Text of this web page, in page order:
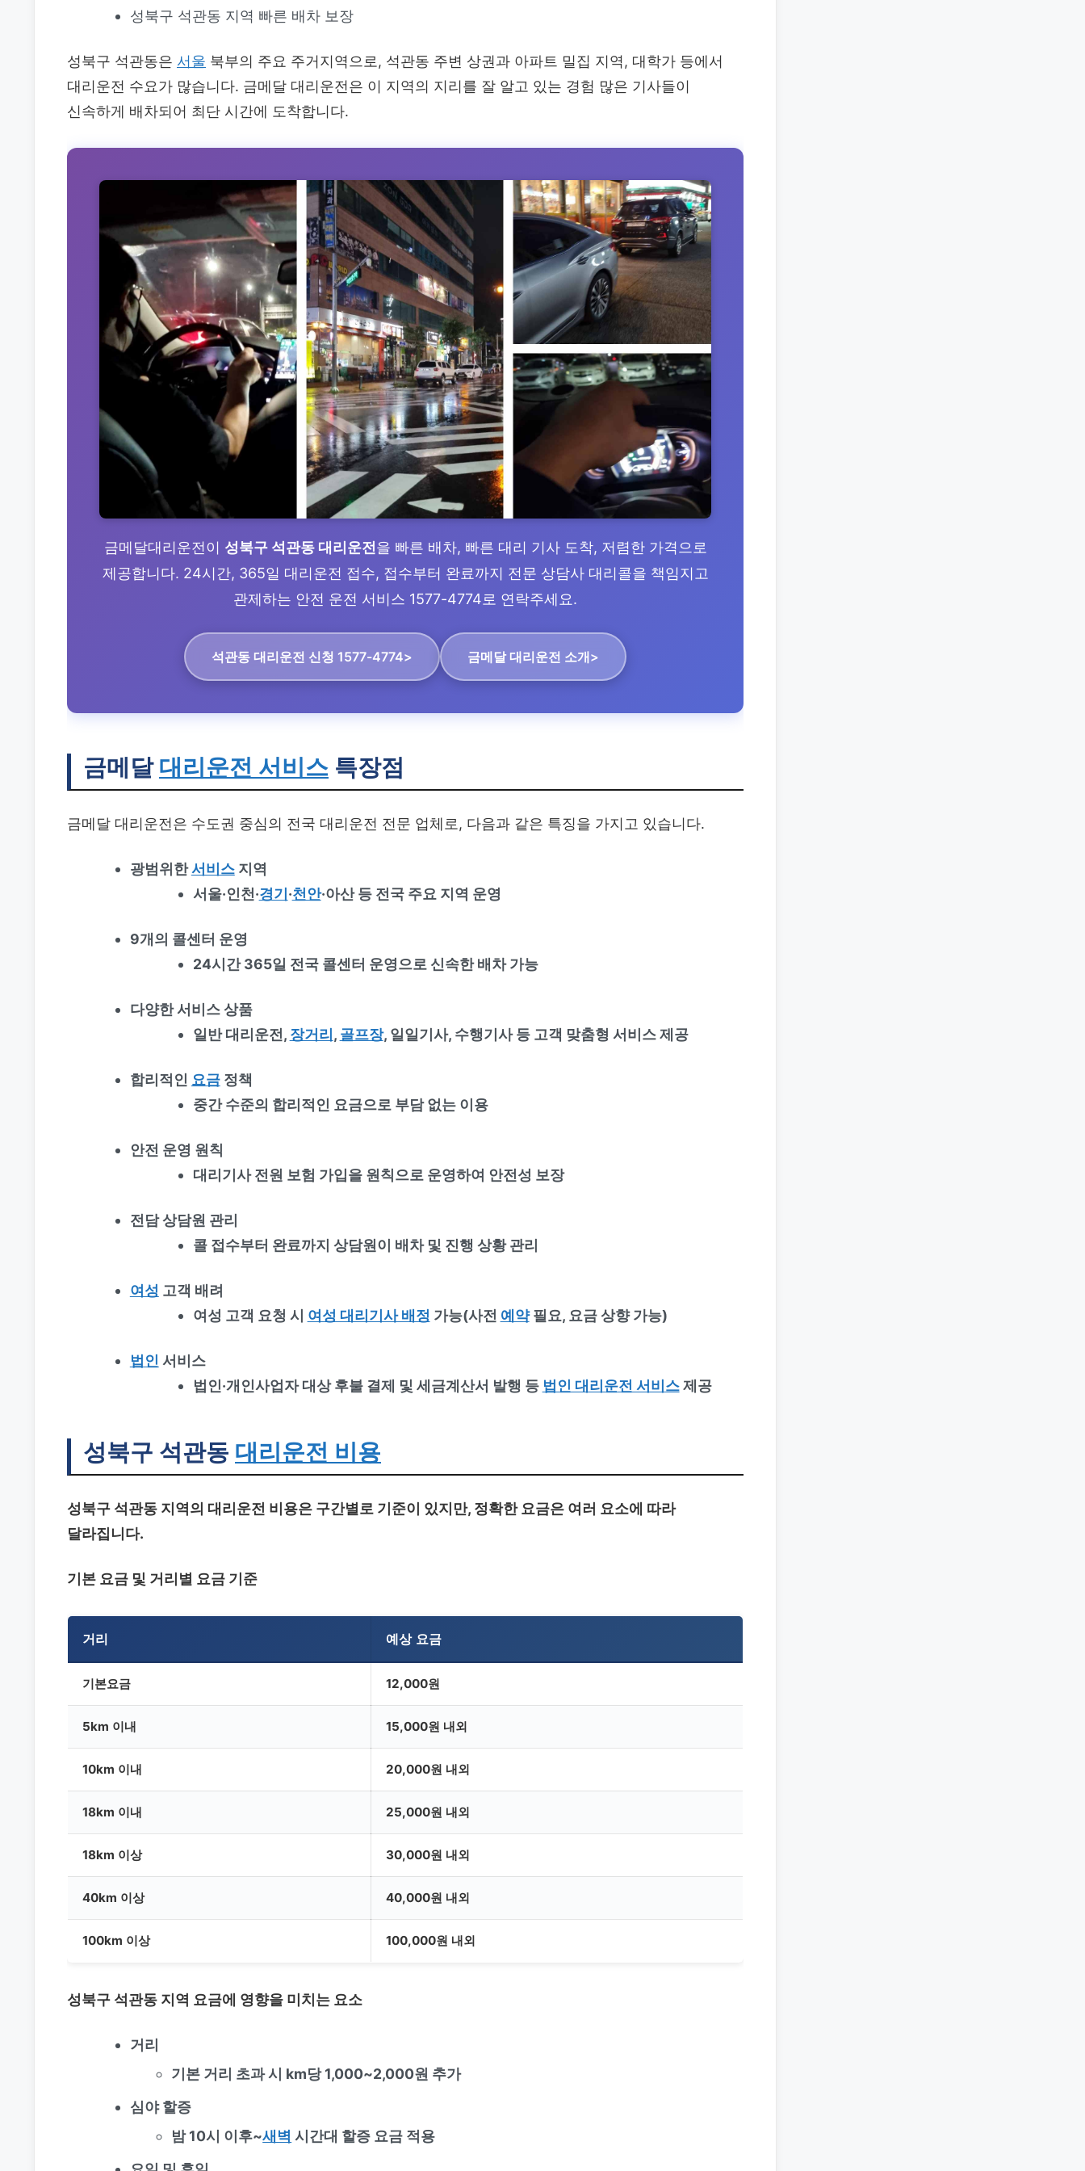
성북구 석관동 지역 빠른 배차 보장
성북구 석관동은 서울 북부의 주요 주거지역으로, 석관동 주변 상권과 아파트 밀집 지역, 대학가 등에서
대리운전 수요가 많습니다. 금메달 대리운전은 이 지역의 지리를 잘 알고 있는 경험 많은 기사들이
신속하게 배차되어 최단 시간에 도착합니다.
금메달대리운전이 성북구 석관동 대리운전 을 빠른 배차, 빠른 대리 기사 도착, 저렴한 가격으로
제공합니다. 24시간, 365일 대리운전 접수, 접수부터 완료까지 전문 상담사 대리콜을 책임지고
관제하는 안전 운전 서비스 1577-4774로 연락주세요.
석관동 대리운전 신청 1577-4774> 금메달 대리운전 소개>
금메달 대리운전 서비스 특장점
금메달 대리운전은 수도권 중심의 전국 대리운전 전문 업체로, 다음과 같은 특징을 가지고 있습니다.
광범위한서비스지역
서울·인천·경기 ·천안·아산 등 전국 주요 지역 운영
9개의 콜센터 운영
24시간 365일 전국 콜센터 운영으로 신속한 배차 가능
다양한 서비스 상품
일반 대리운전, 장거리 , 골프장, 일일기사, 수행기사 등 고객 맞춤형 서비스 제공
합리적인 요금정책
중간 수준의 합리적인 요금으로 부담 없는 이용
안전 운영 원칙
대리기사 전원 보험 가입을 원칙으로 운영하여 안전성 보장
전담 상담원 관리
콜 접수부터 완료까지 상담원이 배차 및 진행 상황 관리
여성 고객 배려
여성 고객 요청 시 여성 대리기사 배정 가능(사전 예약필요, 요금 상향 가능)
법인 서비스
법인·개인사업자 대상 후불 결제 및 세금계산서 발행 등 법인 대리운전 서비스제공
성북구 석관동 대리운전 비용
성북구 석관동 지역의 대리운전 비용은 구간별로 기준이 있지만, 정확한 요금은 여러 요소에 따라
달라집니다.
기본 요금 및 거리별 요금 기준
거리 예상 요금
기본요금 12,000원
5km 이내 15,000원 내외
10km 이내 20,000원 내외
18km 이내 25,000원 내외
18km 이상 30,000원 내외
40km 이상 40,000원 내외
100km 이상 100,000원 내외
성북구 석관동 지역 요금에 영향을 미치는 요소
거리
기본 거리 초과 시 km당 1,000~2,000원 추가
심야 할증
밤 10시 이후~새벽 시간대 할증 요금 적용